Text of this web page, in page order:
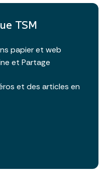
TSM
papier et web
et Partage
et des articles en